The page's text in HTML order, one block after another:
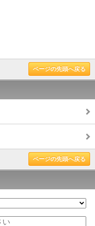
ページの先頭へ戻る
ページの先頭へ戻る